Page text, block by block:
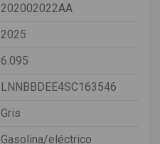
202002022AA
2025
6.095
LNNBBDEE4SC163546
Gris
Gasolina/eléctrico